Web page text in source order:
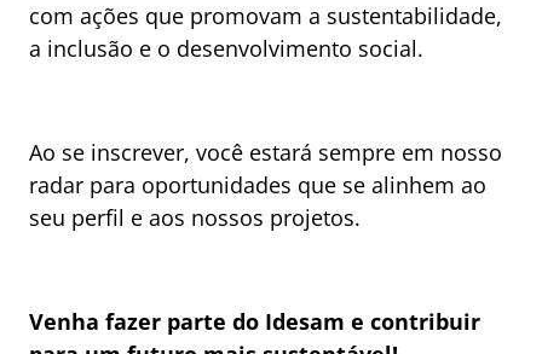
com ações que promovam a sustentabilidade,
a inclusão e o desenvolvimento social.
Ao se inscrever, você estará sempre em nosso
radar para oportunidades que se alinhem ao
seu perfil e aos nossos projetos.
Venha fazer parte do Idesam e contribuir